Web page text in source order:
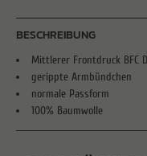
BESCHREIBUNG
Mittlerer Frontdruck BFC
gerippte Armbündchen
normale Passform
100% Baumwolle